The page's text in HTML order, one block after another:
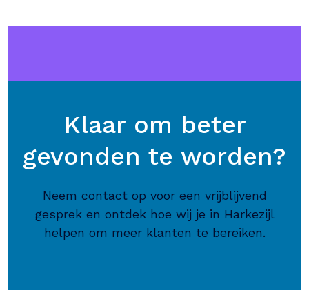
Klaar om beter
gevonden te worden?
Neem contact op voor een vrijblijvend
gesprek en ontdek hoe wij je in Harkezijl
helpen om meer klanten te bereiken.